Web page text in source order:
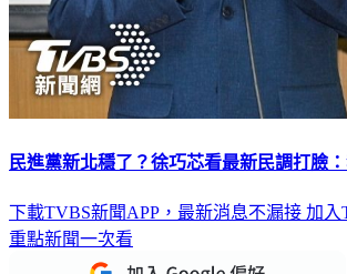
民進黨新北穩了？徐巧芯看最新民調打臉
下載TVBS新聞APP，最新消息不漏接 加入
重點新聞一次看